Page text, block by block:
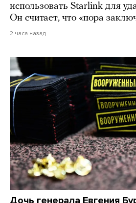
использовать Starlink для
Он считает, что «пора
2 часа назад
Дочь генерала Евгения